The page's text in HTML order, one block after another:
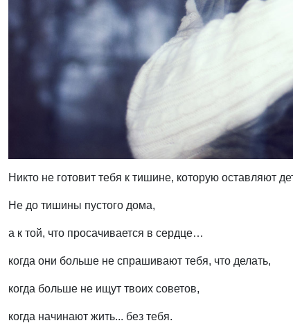
Никто не готовит тебя к тишине, которую оставляют
Не до тишины пустого дома,
а к той, что просачивается в сердце…
когда они больше не спрашивают тебя, что делать,
когда больше не ищут твоих советов,
когда начинают жить... без тебя.